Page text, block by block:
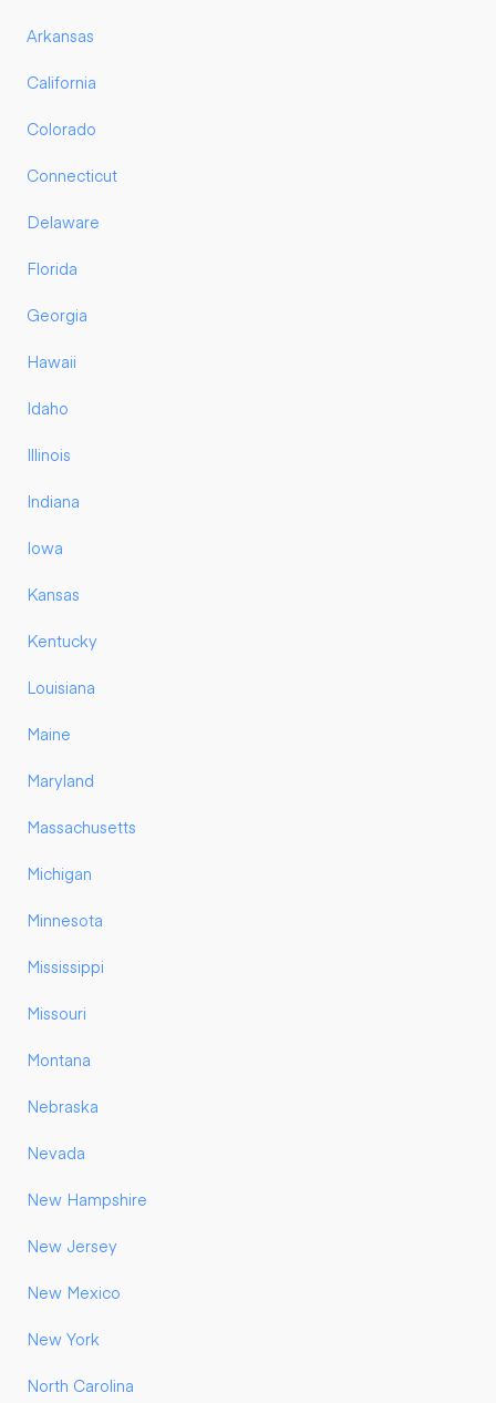
Arkansas
California
Colorado
Connecticut
Delaware
Florida
Georgia
Hawaii
Idaho
Illinois
Indiana
Iowa
Kansas
Kentucky
Louisiana
Maine
Maryland
Massachusetts
Michigan
Minnesota
Mississippi
Missouri
Montana
Nebraska
Nevada
New Hampshire
New Jersey
New Mexico
New York
North Carolina